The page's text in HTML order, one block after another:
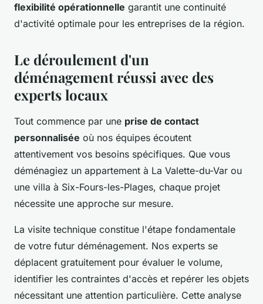
flexibilité opérationnelle garantit une continuité
d'activité optimale pour les entreprises de la région.
Le déroulement d'un
déménagement réussi avec des
experts locaux
Tout commence par une prise de contact
personnalisée où nos équipes écoutent
attentivement vos besoins spécifiques. Que vous
déménagiez un appartement à La Valette-du-Var ou
une villa à Six-Fours-les-Plages, chaque projet
nécessite une approche sur mesure.
La visite technique constitue l'étape fondamentale
de votre futur déménagement. Nos experts se
déplacent gratuitement pour évaluer le volume,
identifier les contraintes d'accès et repérer les objets
nécessitant une attention particulière. Cette analyse